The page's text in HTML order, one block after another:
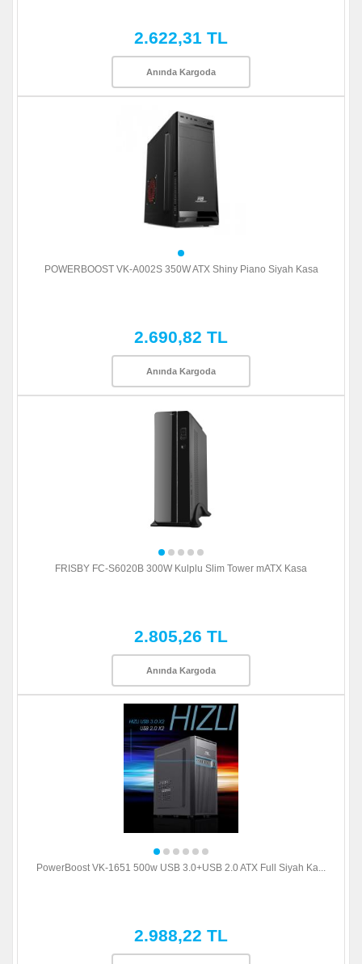
2.622,31 TL
Anında Kargoda
POWERBOOST VK-A002S 350W ATX Shiny Piano Siyah Kasa
2.690,82 TL
Anında Kargoda
FRISBY FC-S6020B 300W Kulplu Slim Tower mATX Kasa
2.805,26 TL
Anında Kargoda
PowerBoost VK-1651 500w USB 3.0+USB 2.0 ATX Full Siyah Ka...
2.988,22 TL